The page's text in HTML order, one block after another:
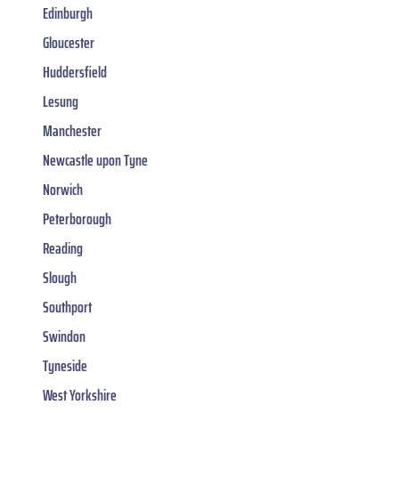
Edinburgh
Gloucester
Huddersfield
Lesung
Manchester
Newcastle upon Tyne
Norwich
Peterborough
Reading
Slough
Southport
Swindon
Tyneside
West Yorkshire